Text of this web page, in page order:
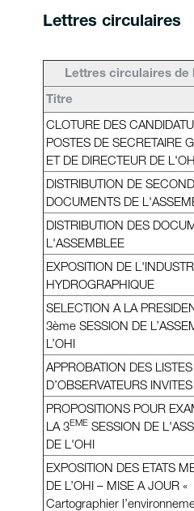
Lettres circulaires
Lettres circulaires de
Titre
CLOTURE DES
POSTES DE SECRETAIRE
ET DE DIRECTEUR DE
DISTRIBUTION DE
DOCUMENTS DE
DISTRIBUTION DES
L'ASSEMBLEE
EXPOSITION DE
HYDROGRAPHIQUE
SELECTION A LA
3ème SESSION DE
L’OHI
APPROBATION DES LISTES
D’OBSERVATEURS INVITES
PROPOSITIONS POUR
LA 3EME SESSION DE
DE L'OHI
EXPOSITION DES ETATS
DE L’OHI – MISE A JOUR «
Cartographier